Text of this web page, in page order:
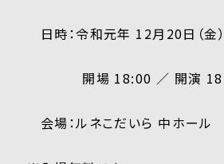
日時：令和元年 12月20日（金）
開場 18:00 ／ 開演
会場：ルネこだいら 中ホール